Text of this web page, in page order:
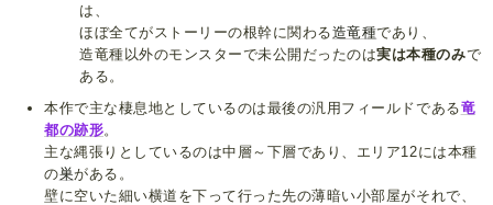
は、
ほぼ全てがストーリーの根幹に関わる造竜種であり、
造竜種以外のモンスターで未公開だったのは実は本種のみで
ある。
本作で主な棲息地としているのは最後の汎用フィールドである竜
都の跡形。
主な縄張りとしているのは中層～下層であり、エリア12には本種
の巣がある。
壁に空いた細い横道を下って行った先の薄暗い小部屋がそれで、